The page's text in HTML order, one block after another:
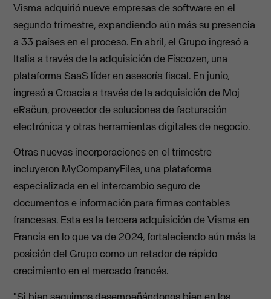
Visma adquirió nueve empresas de software en el
segundo trimestre, expandiendo aún más su presencia
a 33 países en el proceso. En abril, el Grupo ingresó a
Italia a través de la adquisición de Fiscozen, una
plataforma SaaS líder en asesoría fiscal. En junio,
ingresó a Croacia a través de la adquisición de Moj
eRačun, proveedor de soluciones de facturación
electrónica y otras herramientas digitales de negocio.
Otras nuevas incorporaciones en el trimestre
incluyeron MyCompanyFiles, una plataforma
especializada en el intercambio seguro de
documentos e información para firmas contables
francesas. Esta es la tercera adquisición de Visma en
Francia en lo que va de 2024, fortaleciendo aún más la
posición del Grupo como un retador de rápido
crecimiento en el mercado francés.